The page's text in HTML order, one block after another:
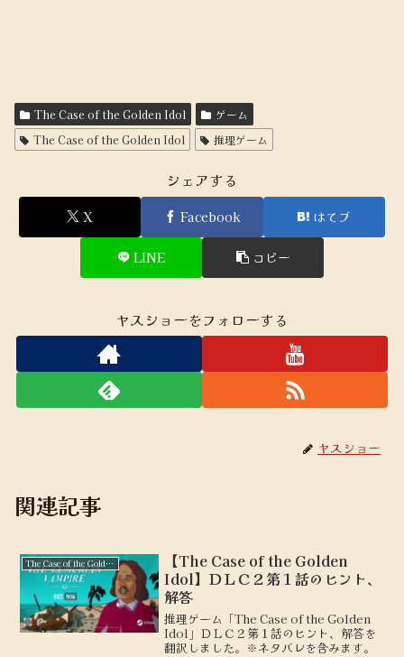
The Case of the Golden Idol
ゲーム
The Case of the Golden Idol
推理ゲーム
シェアする
X Facebook はてブ
LINE コピー
ヤスショーをフォローする
ヤスショー
関連記事
The Case of the Golden Idol
【The Case of the Golden
Idol】ＤＬＣ２第１話のヒント、
解答
推理ゲーム「The Case of the Golden
Idol」ＤＬＣ２第１話のヒント、解答を
翻訳しました。※ネタバレを含みます。